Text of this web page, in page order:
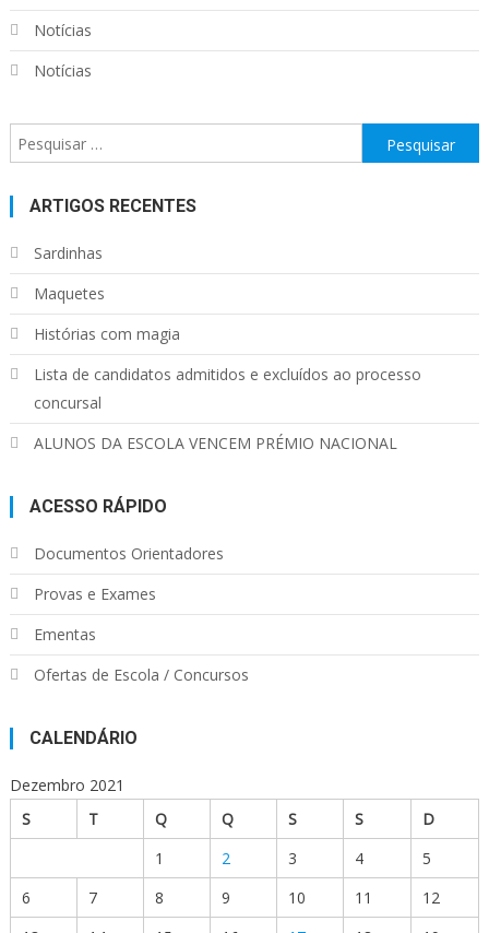
Notícias
Notícias
Pesquisar
por:
ARTIGOS RECENTES
Sardinhas
Maquetes
Histórias com magia
Lista de candidatos admitidos e excluídos ao processo
concursal
ALUNOS DA ESCOLA VENCEM PRÉMIO NACIONAL
ACESSO RÁPIDO
Documentos Orientadores
Provas e Exames
Ementas
Ofertas de Escola / Concursos
CALENDÁRIO
Dezembro 2021
S
T Q Q S S
D
1
2 3 4
5
6
7 8 9 10 11
12